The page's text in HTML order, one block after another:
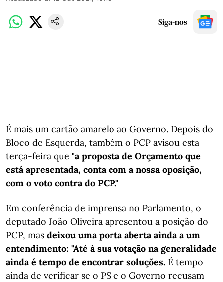
Siga-nos
É mais um cartão amarelo ao Governo. Depois do
Bloco de Esquerda, também o PCP avisou esta
terça-feira que "a proposta de Orçamento que
está apresentada, conta com a nossa oposição,
com o voto contra do PCP."
Em conferência de imprensa no Parlamento, o
deputado João Oliveira apresentou a posição do
PCP, mas deixou uma porta aberta ainda a um
entendimento: "Até à sua votação na generalidade
ainda é tempo de encontrar soluções. É tempo
ainda de verificar se o PS e o Governo recusam